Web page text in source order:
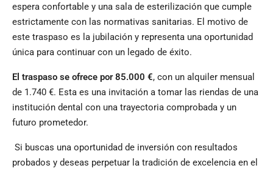
espera confortable y una sala de esterilización que cumple
estrictamente con las normativas sanitarias. El motivo de
este traspaso es la jubilación y representa una oportunidad
única para continuar con un legado de éxito.
El traspaso se ofrece por 85.000 €, con un alquiler mensual
de 1.740 €. Esta es una invitación a tomar las riendas de una
institución dental con una trayectoria comprobada y un
futuro prometedor.
Si buscas una oportunidad de inversión con resultados
probados y deseas perpetuar la tradición de excelencia en el